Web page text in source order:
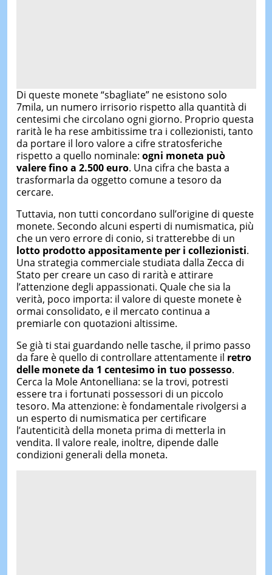
Di queste monete “sbagliate” ne esistono solo
7mila, un numero irrisorio rispetto alla quantità di
centesimi che circolano ogni giorno. Proprio questa
rarità le ha rese ambitissime tra i collezionisti, tanto
da portare il loro valore a cifre stratosferiche
rispetto a quello nominale: ogni moneta può
valere fino a 2.500 euro. Una cifra che basta a
trasformarla da oggetto comune a tesoro da
cercare.
Tuttavia, non tutti concordano sull’origine di queste
monete. Secondo alcuni esperti di numismatica, più
che un vero errore di conio, si tratterebbe di un
lotto prodotto appositamente per i collezionisti.
Una strategia commerciale studiata dalla Zecca di
Stato per creare un caso di rarità e attirare
l’attenzione degli appassionati. Quale che sia la
verità, poco importa: il valore di queste monete è
ormai consolidato, e il mercato continua a
premiarle con quotazioni altissime.
Se già ti stai guardando nelle tasche, il primo passo
da fare è quello di controllare attentamente il retro
delle monete da 1 centesimo in tuo possesso.
Cerca la Mole Antonelliana: se la trovi, potresti
essere tra i fortunati possessori di un piccolo
tesoro. Ma attenzione: è fondamentale rivolgersi a
un esperto di numismatica per certificare
l’autenticità della moneta prima di metterla in
vendita. Il valore reale, inoltre, dipende dalle
condizioni generali della moneta.